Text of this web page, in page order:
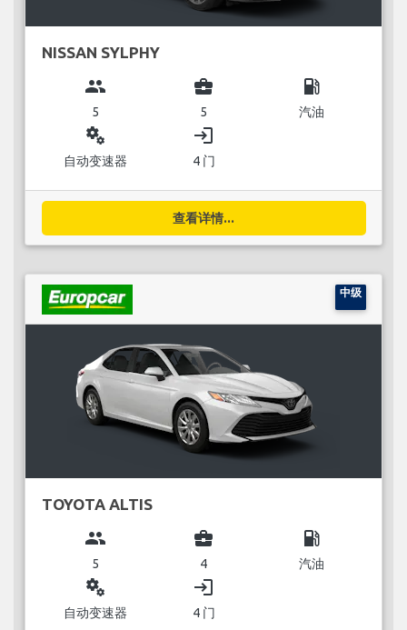
NISSAN SYLPHY
group
5
business_center
5
local_gas_station
汽油
miscellaneous_services
自动变速器
login
4 门
查看详情...
中级
TOYOTA ALTIS
group
5
business_center
4
local_gas_station
汽油
miscellaneous_services
自动变速器
login
4 门